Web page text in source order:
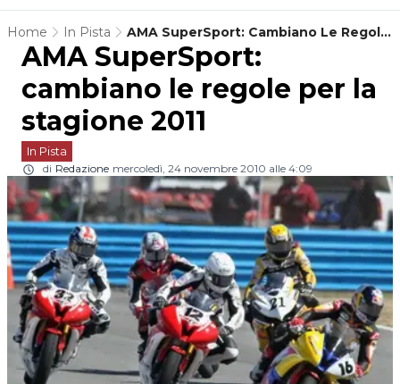
Home In Pista
AMA SuperSport: Cambiano Le Regole
Per La Stagione 2011
AMA SuperSport:
cambiano le regole per la
stagione 2011
In Pista
di Redazione mercoledì, 24 novembre 2010 alle 4:09